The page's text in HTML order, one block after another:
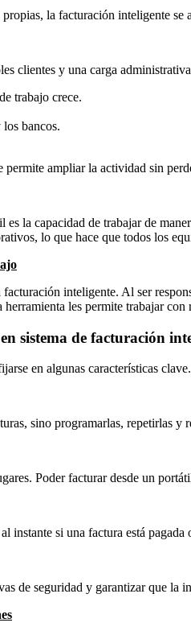
la facturación inteligente se
clientes y una carga
trabajo crece.
bancos.
permite ampliar la actividad sin
es la capacidad de trabajar de
lo que hace que todos los
inteligente. Al ser
les permite trabajar con
sistema de facturación
en algunas características clave.
sino programarlas, repetirlas
Poder facturar desde un
instante si una factura está
de seguridad y garantizar que la